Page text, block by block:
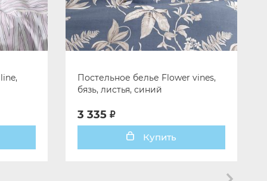
Постельное белье Flower vines,
бязь, листья, синий
3 335
Купить